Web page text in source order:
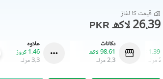
قیمت کا آغاز
PKR 26.39 لاکھ
علاوہ
1.46 کروڑ
3.3 مرلہ
دکانات
98.61 لاکھ
2.3 مرلہ
1.39 کروڑ
2.8 مرلہ